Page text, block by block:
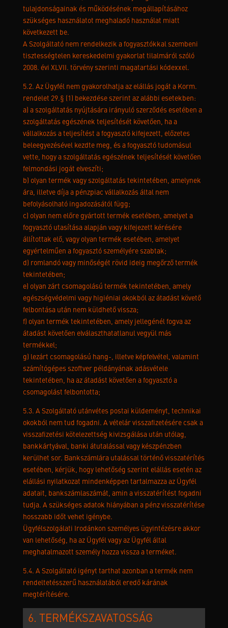
tulajdonságainak és működésének megállapításához
szükséges használatot meghaladó használat miatt
következett be.
A Szolgáltató nem rendelkezik a fogyasztókkal szembeni
tisztességtelen kereskedelmi gyakorlat tilalmáról szóló
2008. évi XLVII. törvény szerinti magatartási kódexxel.
5.2. Az Ügyfél nem gyakorolhatja az elállás jogát a Korm.
rendelet 29.§ (1) bekezdése szerint az alábbi esetekben:
a) a szolgáltatás nyújtására irányuló szerződés esetében a
szolgáltatás egészének teljesítését követően, ha a
vállalkozás a teljesítést a fogyasztó kifejezett, előzetes
beleegyezésével kezdte meg, és a fogyasztó tudomásul
vette, hogy a szolgáltatás egészének teljesítését követően
felmondási jogát elveszíti;
b) olyan termék vagy szolgáltatás tekintetében, amelynek
ára, illetve díja a pénzpiac vállalkozás által nem
befolyásolható ingadozásától függ;
c) olyan nem előre gyártott termék esetében, amelyet a
fogyasztó utasítása alapján vagy kifejezett kérésére
állítottak elő, vagy olyan termék esetében, amelyet
egyértelműen a fogyasztó személyére szabtak;
d) romlandó vagy minőségét rövid ideig megőrző termék
tekintetében;
e) olyan zárt csomagolású termék tekintetében, amely
egészségvédelmi vagy higiéniai okokból az átadást követő
felbontása után nem küldhető vissza;
f) olyan termék tekintetében, amely jellegénél fogva az
átadást követően elválaszthatatlanul vegyül más
termékkel;
g) lezárt csomagolású hang-, illetve képfelvétel, valamint
számítógépes szoftver példányának adásvétele
tekintetében, ha az átadást követően a fogyasztó a
csomagolást felbontotta;
5.3. A Szolgáltató utánvétes postai küldeményt, technikai
okokból nem tud fogadni. A vételár visszafizetésére csak a
visszafizetési kötelezettség kivizsgálása után utólag,
bankkártyával, banki átutalással vagy készpénzben
kerülhet sor. Bankszámlára utalással történő visszatérítés
esetében, kérjük, hogy lehetőség szerint elállás esetén az
elállási nyilatkozat mindenképpen tartalmazza az Ügyfél
adatait, bankszámlaszámát, amin a visszatérítést fogadni
tudja. A szükséges adatok hiányában a pénz visszatérítése
hosszabb időt vehet igénybe.
Ügyfélszolgálati Irodánkon személyes ügyintézésre akkor
van lehetőség, ha az Ügyfél vagy az Ügyfél által
meghatalmazott személy hozza vissza a terméket.
5.4. A Szolgáltató igényt tarthat azonban a termék nem
rendeltetésszerű használatából eredő kárának
megtérítésére.
6. TERMÉKSZAVATOSSÁG